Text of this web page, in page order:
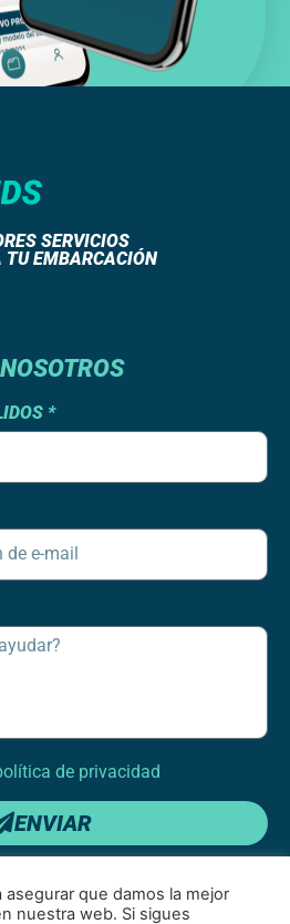
SERVICIOS
TU EMBARCACIÓN
*
de privacidad
ENVIAR
asegurar que damos la mejor
nuestra web. Si sigues